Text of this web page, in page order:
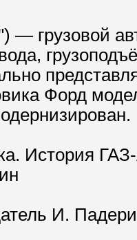
— грузовой
Форд
История
И.